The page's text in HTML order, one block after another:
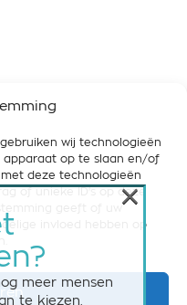
wij technologieën
apparaat op te slaan en/of
deze technologieën
of unieke ID's op deze
invloed hebben op
te maken! Steun
eenmalige gift.
meer mensen
te kiezen.
×